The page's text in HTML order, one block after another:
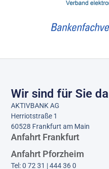
Wir sind für Sie da
AKTIVBANK AG
Herriotstraße 1
60528 Frankfurt am Main
Anfahrt Frankfurt
Anfahrt Pforzheim
Tel: 0 72 31 | 444 36 0